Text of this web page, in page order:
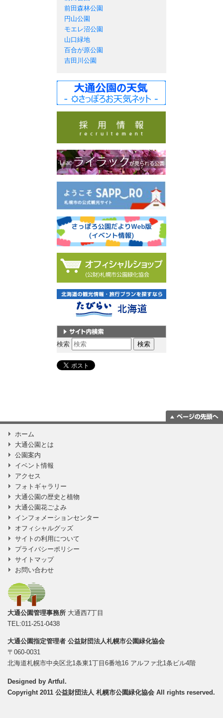
前田森林公園
円山公園
モエレ沼公園
山口緑地
百合が原公園
吉田川公園
サイト内検索
検索
ホーム
大通公園とは
公園案内
イベント情報
アクセス
フォトギャラリー
大通公園の歴史と植物
大通公園花ごよみ
インフォメーションセンター
オフィシャルグッズ
サイトの利用について
プライバシーポリシー
サイトマップ
お問い合わせ
大通公園管理事務所 大通西7丁目
TEL:011-251-0438
大通公園指定管理者 公益財団法人札幌市公園緑化協会
〒060-0031
北海道札幌市中央区北1条東1丁目6番地16 アルファ北1条ビル4階
Designed by Artful .
Copyright 2011 公益財団法人 札幌市公園緑化協会 All rights reserved.